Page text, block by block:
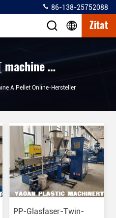
86-138-25752088
Zitat
Schlüsselwörter [ machine a pellet ] Übereinstimmung 27 produits
A Pellet Online-Hersteller
PP-Glasfaser-Twin-